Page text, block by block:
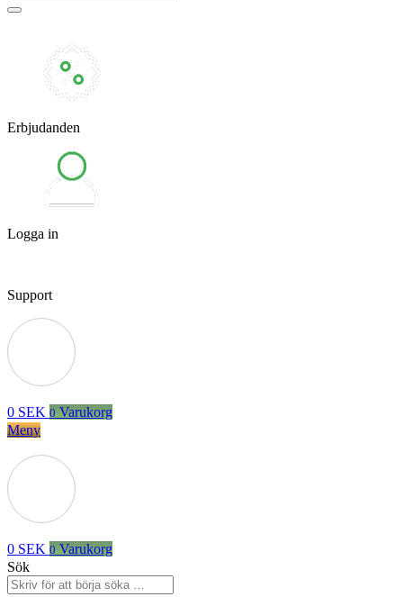
Erbjudanden
Logga in
Support
0 SEK 0 Varukorg
Meny
0 SEK 0 Varukorg
Sök